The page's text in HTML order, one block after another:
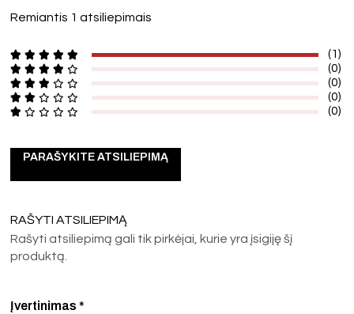
Remiantis 1 atsiliepimais
(1)
(0)
(0)
(0)
(0)
PARAŠYKITE ATSILIEPIMĄ
RAŠYTI ATSILIEPIMĄ
Rašyti atsiliepimą gali tik pirkėjai, kurie yra įsigiję šį
produktą.
Įvertinimas*